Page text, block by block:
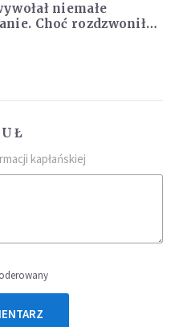
niemałe
Choć rozdzwoniły
z całego kraju,
kapłańskiej